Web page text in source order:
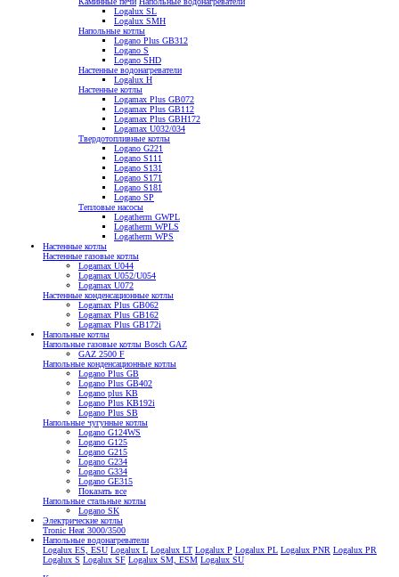
Logalux SL
Logalux SMH
Напольные котлы
Logano Plus GB312
Logano S
Logano SHD
Настенные водонагреватели
Logalux H
Настенные котлы
Logamax Plus GB072
Logamax Plus GB112
Logamax Plus GBH172
Logamax U032/034
Твердотопливные котлы
Logano G221
Logano S111
Logano S131
Logano S171
Logano S181
Logano SP
Тепловые насосы
Logatherm GWPL
Logatherm WPLS
Logatherm WPS
Настенные котлы
Настенные газовые котлы
Logamax U044
Logamax U052/U054
Logamax U072
Настенные конденсационные котлы
Logamax Plus GB062
Logamax Plus GB162
Logamax Plus GB172i
Напольные котлы
Напольные газовые котлы Bosch GAZ
GAZ 2500 F
Напольные конденсационные котлы
Logano Plus GB
Logano Plus GB402
Logano plus KB
Logano Plus KB192i
Logano Plus SB
Напольные чугунные котлы
Logano G124WS
Logano G125
Logano G215
Logano G234
Logano G334
Logano GE315
Показать все
Напольные стальные котлы
Logano SK
Электрические котлы
Tronic Heat 3000/3500
Напольные водонагреватели
Logalux ES, ESU Logalux L Logalux LT Logalux P Logalux PL Logalux PNR Logalux PR
Logalux S Logalux SF Logalux SM, ESM Logalux SU